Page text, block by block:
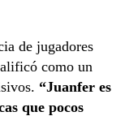
de jugadores
como un
“Juanfer es
que pocos